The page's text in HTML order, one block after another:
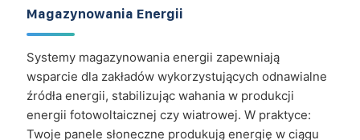
Magazynowania Energii
Systemy magazynowania energii zapewniają
wsparcie dla zakładów wykorzystujących odnawialne
źródła energii, stabilizując wahania w produkcji
energii fotowoltaicznej czy wiatrowej. W praktyce:
Twoje panele słoneczne produkują energię w ciągu